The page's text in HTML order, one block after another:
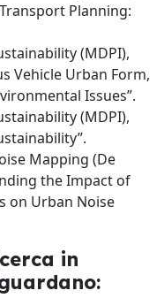
Planning:
(MDPI),
Vehicle Urban Form,
Issues”.
(MDPI),
Mapping (De
the Impact of
on Urban Noise
in